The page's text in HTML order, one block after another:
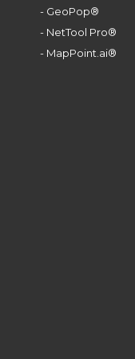
- GeoPop®
- NetTool Pro®
- MapPoint.ai®